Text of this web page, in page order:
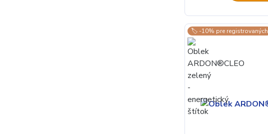
🏷️ -10% pre registrovaných